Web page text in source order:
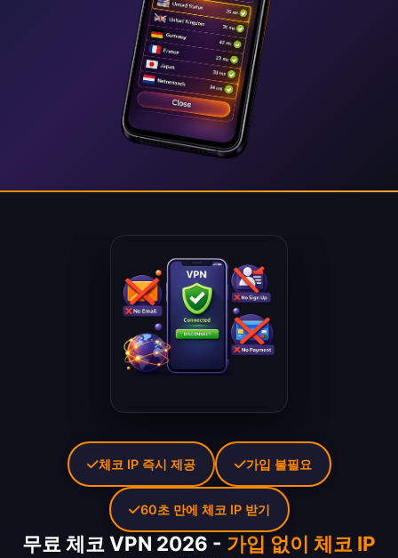
무료 체코 VPN 2026 - 가입 없이 체코 IP
체코 IP 즉시 제공 가입 불필요
60초 만에 체코 IP 받기